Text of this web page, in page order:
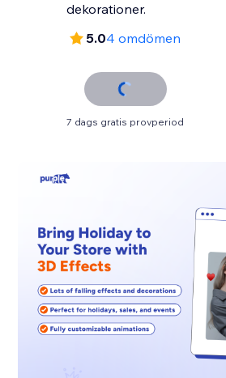
dekorationer.
5.04 omdömen
7 dags gratis provperiod